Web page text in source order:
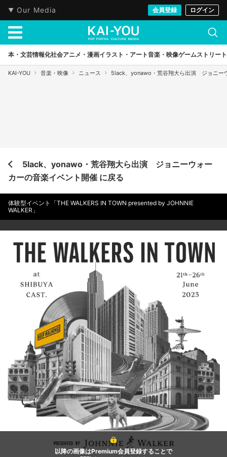
Our Media 会員登録 ログイン
本・文芸情報化社会アニメ・漫画イラスト・アート音楽・映像ゲームストリート
KAI-YOU 音楽・映像 ニュース 5lack、yonawo・荒⾕翔⼤ら出演 ジョニー
5lack、yonawo・荒⾕翔⼤ら出演 ジョニーウォー
カーの音楽イベント開催 に戻る
体験型イベント「THE WALKERS IN TOWN presented by JOHNNIE
WALKER」
以降の画像はPremium会員登録することで